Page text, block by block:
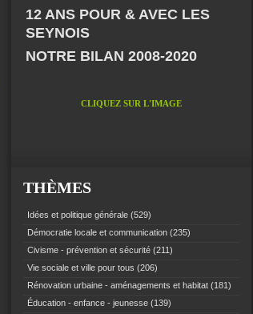
12 ANS POUR & AVEC LES
SEYNOIS
NOTRE BILAN 2008-2020
CLIQUEZ SUR L'IMAGE
THÈMES
Idées et politique générale (529)
Démocratie locale et communication (235)
Civisme - prévention et sécurité (211)
Vie sociale et ville pour tous (206)
Rénovation urbaine - aménagements et habitat (181)
Éducation - enfance - jeunesse (139)